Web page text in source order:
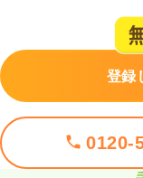
登録
0120-